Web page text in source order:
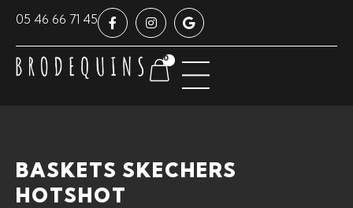
05 46 66 71 45
0
BASKETS SKECHERS
HOTSHOT
Panneau de gestion des cookies